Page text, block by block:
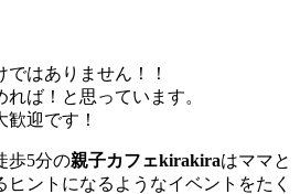
はありません！！
ば！と思っています。
迎です！
歩5分の親子カフェkirakiraはママと
ントになるようなイベントをたく